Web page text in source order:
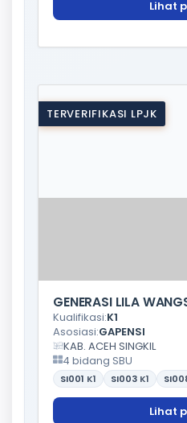
Lihat
TERVERIFIKASI LPJK
GENERASI LILA
Kualifikasi:K1
Asosiasi:GAPENSI
KAB. ACEH SINGKIL
4 bidang SBU
SI001 K1 SI003 K1
Lihat